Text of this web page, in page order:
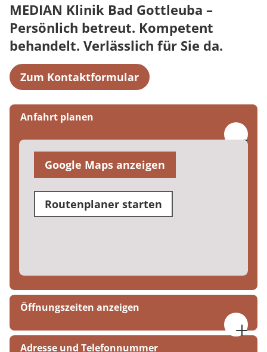
MEDIAN Klinik Bad Gottleuba –
Persönlich betreut. Kompetent
behandelt. Verlässlich für Sie da.
Zum Kontaktformular
Anfahrt planen
Google Maps anzeigen
Routenplaner starten
Öffnungszeiten anzeigen
Montag bis Freitag
Adresse und Telefonnummer